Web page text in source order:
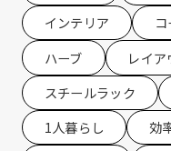
インテリア
ハーブ
レイア
スチールラック
1人暮らし
効